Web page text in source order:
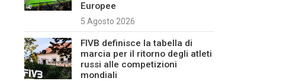
Europee
5 Agosto 2026
FIVB definisce la tabella di
marcia per il ritorno degli atleti
russi alle competizioni
mondiali